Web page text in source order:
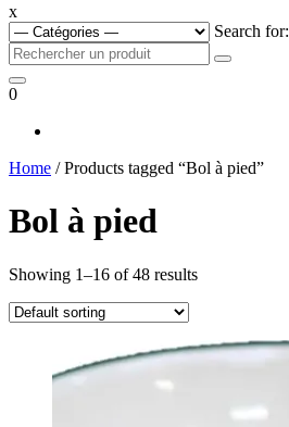
x
Search for:
0
Home / Products tagged “Bol à pied”
Bol à pied
Showing 1–16 of 48 results